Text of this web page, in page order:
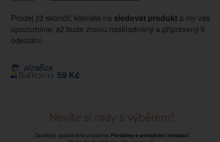
Prodej již skončil, klikněte na sledovat produkta my vás
upozorníme, až bude znovu naskladněný a připravený k
odeslání.